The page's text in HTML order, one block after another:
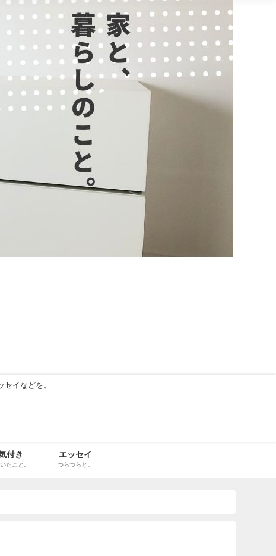
イなどを。
付き
たこと。
エッセイ
つらつらと。